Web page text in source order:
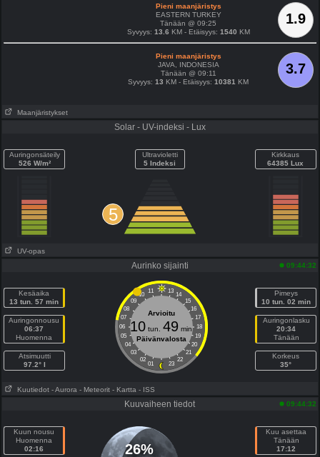
1.9
Pieni maanjäristys
EASTERN TURKEY
Tänään @ 09:25
Syvyys: 13.6 KM - Etäisyys: 1540 KM
3.7
Pieni maanjäristys
JAVA, INDONESIA
Tänään @ 09:11
Syvyys:13 KM - Etäisyys:10381 KM
Maanjäristykset
Solar - UV-indeksi - Lux
Auringonsäteily
526 W/m²
Ultravioletti
5 Indeksi
5
Kirkkaus
64385 Lux
UV-opas
Aurinko sijainti 09:44:32
Kesäaika
13 tun. 57 min
Auringonnousu
06:37
Huomenna
Atsimuutti
97.2° I
11 13
10
14
09
15
08
16
07
17
06
18
05
19
04
20
03
21
02
22
01 23
Arvioitu
10 tun.49 min
Päivänvalosta
Pimeys
10 tun. 02 min
Auringonlasku
20:34
Tänään
Korkeus
35°
Kuutiedot - Aurora - Meteorit - Kartta - ISS
Kuuvaiheen tiedot 09:44:32
Kuun nousu
Huomenna
02:16
26%
Kuu asettaa
Tänään
17:12